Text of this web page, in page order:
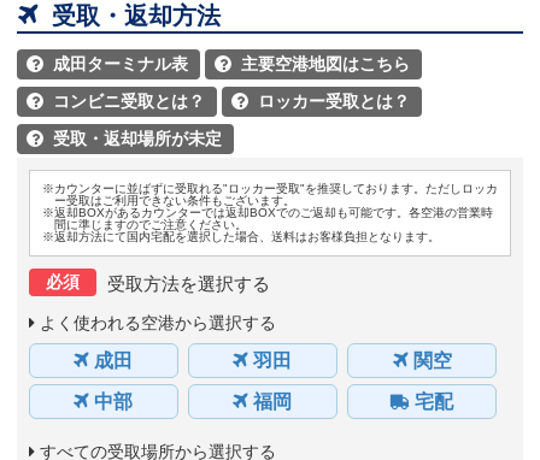
 受取・返却方法
 成田ターミナル表  主要空港地図はこちら
 コンビニ受取とは？  ロッカー受取とは？
 受取・返却場所が未定
※カウンターに並ばずに受取れる"ロッカー受取"を推奨しております。ただしロッカ
ー受取はご利用できない条件もございます。
※返却BOXがあるカウンターでは返却BOXでのご返却も可能です。各空港の営業時
間に準じますのでご注意ください。
※返却方法にて国内宅配を選択した場合、送料はお客様負担となります。
必須 受取方法を選択する
よく使われる空港から選択する
成田 羽田
関空
中部
福岡 宅配
すべての受取場所から選択する